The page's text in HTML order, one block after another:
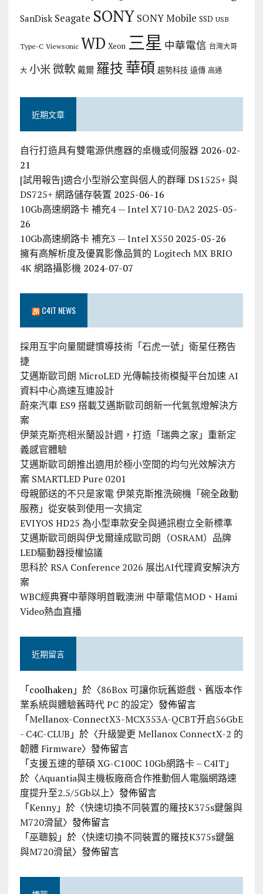
SanDisk Seagate SONY SONY Mobile SSD USB
Type-C Viewsonic WD Xeon 三星 中華電信 台灣大哥
大 小米微軟 戴爾 羅技華碩 趨勢科技 遠傳 高通
近期文章
自行打造具有雙電源供應器的桌機或伺服器 2026-02-
21
[試用報告]適合小型辦公室與個人的群暉 DS1525+ 與
DS725+ 網路儲存裝置 2025-06-16
10Gb高速網路卡 補充4 — Intel X710-DA2 2025-05-
26
10Gb高速網路卡 補充3 — Intel X550 2025-05-26
擁有高解析度及優異影像品質的 Logitech MX BRIO
4K 網路攝影機 2024-07-07
C4IT NEWS
採用互宇向量關鍵慣導技術「石虎一號」衛星任務告
捷
艾邁斯歐司朗 MicroLED 光傳輸技術模擬平台加速 AI
資料中心高速互連設計
蔚來汽車 ES9 搭載艾邁斯歐司朗新一代氣氛燈解決方
案
伊萊克斯亮相米蘭設計週，打造「瑞典之家」重新定
義感官體驗
艾邁斯歐司朗推出適用於極小空間的均勻光效解決方
案 SMARTLED Pure 0201
母親節送的不只是家電 伊萊克斯推洗碗機「碗全啟動
服務」從安裝到使用一次搞定
EVIYOS HD25 為小型車款安全與通訊樹立全新標準
艾邁斯歐司朗與伊戈爾達成歐司朗（OSRAM）品牌
LED驅動器授權協議
思科於 RSA Conference 2026 展出AI代理資安解決方
案
WBC經典賽中華隊明首戰澳洲 中華電信MOD、Hami
Video熱血直播
近期留言
「coolhaken」於〈86Box 可讓你玩舊遊戲、舊版本作
業系統與體驗舊時代 PC 的設定〉發佈留言
「Mellanox-ConnectX3-MCX353A-QCBT开启56GbE
- C4C-CLUB 」於〈升級變更 Mellanox ConnectX-2 的
韌體 Firmware〉發佈留言
「支援五速的華碩 XG-C100C 10Gb網路卡 – C4IT」
於〈Aquantia與主機板廠商合作推動個人電腦網路速
度提升至2.5/5Gb以上〉發佈留言
「Kenny」於〈快速切換不同裝置的羅技K375s鍵盤與
M720滑鼠〉發佈留言
「巫聰毅」於〈快速切換不同裝置的羅技K375s鍵盤
與M720滑鼠〉發佈留言